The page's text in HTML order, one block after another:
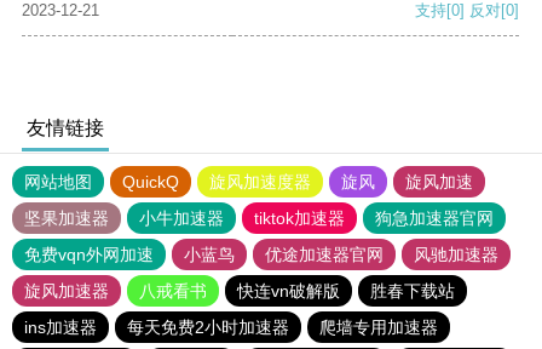
2023-12-21
支持[0] 反对[0]
友情链接
网站地图 QuickQ 旋风加速度器 旋风
旋风加速
坚果加速器
小牛加速器 tiktok加速器
狗急加速器官网
免费vqn外网加速
小蓝鸟 优途加速器官网
风驰加速器
旋风加速器
八戒看书 快连vn破解版
胜春下载站
ins加速器
每天免费2小时加速器 爬墙专用加速器